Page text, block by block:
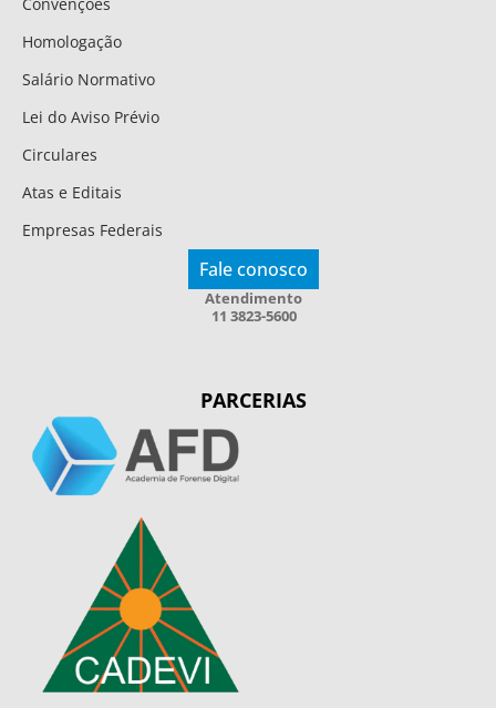
Homologação
Salário Normativo
Lei do Aviso Prévio
Circulares
Atas e Editais
Empresas Federais
Fale conosco
Atendimento
11 3823-5600
PARCERIAS